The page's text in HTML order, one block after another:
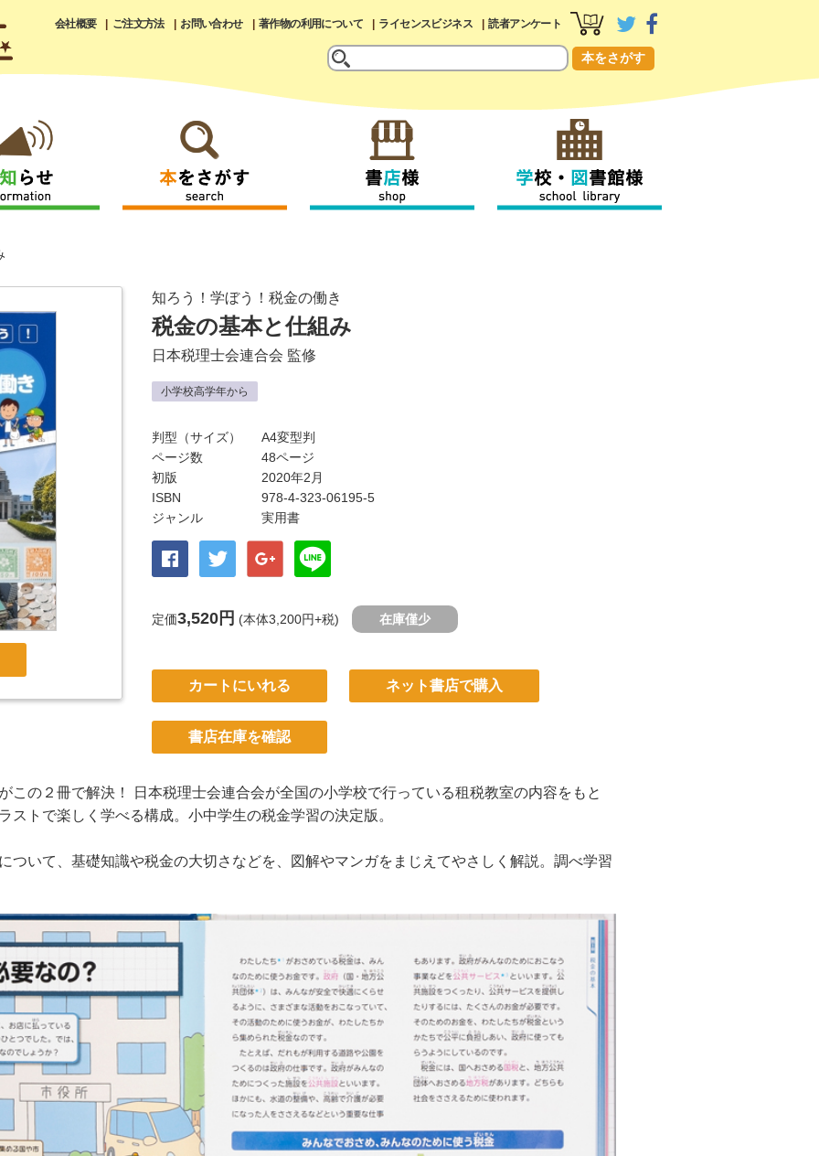
会社概要 ご注文方法 お問い合わせ 著作物の利用について ライセンスビジネス 読者アンケート
本をさがす
知ろう！学ぼう！税金の働き
税金の基本と仕組み
日本税理士会連合会 監修
小学校高学年から
判型（サイズ）
A4変型判
ページ数
48ページ
初版
2020年2月
ISBN
978-4-323-06195-5
ジャンル
実用書
定価3,520円 (本体3,200円+税) 在庫僅少
カートにいれる ネット書店で購入
書店在庫を確認
この２冊で解決！ 日本税理士会連合会が全国の小学校で行っている租税教室の内容をもと
ストで楽しく学べる構成。小中学生の税金学習の決定版。
ついて、基礎知識や税金の大切さなどを、図解やマンガをまじえてやさしく解説。調べ学習